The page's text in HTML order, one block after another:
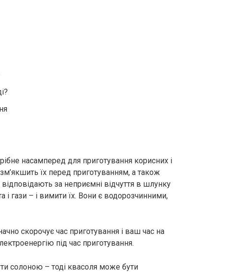
насамперед для приготування корисних і
їх перед приготуванням, а також
за неприємні відчуття в шлунку
гази – і вимити їх. Вони є водорозчинними,
скорочує час приготування і ваш час на
під час приготування.
солоною – тоді квасоля може бути